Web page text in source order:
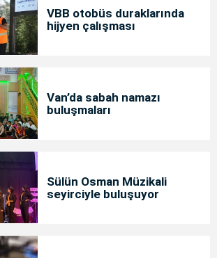
VBB otobüs duraklarında
hijyen çalışması
Van’da sabah namazı
buluşmaları
Sülün Osman Müzikali
seyirciyle buluşuyor